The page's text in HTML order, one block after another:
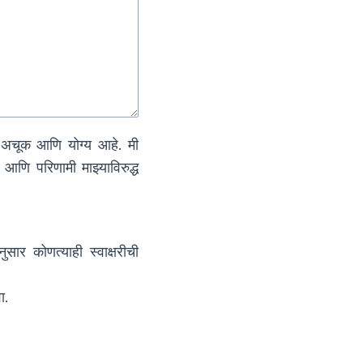
अचूक आणि योग्य आहे. मी
परिणामी माझ्याविरुद्ध
स्वाक्षरीची